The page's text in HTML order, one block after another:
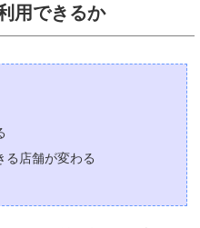
用できるか
る店舗が変わる